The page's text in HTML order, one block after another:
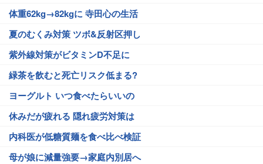
体重62kg→82kgに 寺田心の生活
夏のむくみ対策 ツボ&反射区押し
紫外線対策がビタミンD不足に
緑茶を飲むと死亡リスク低まる?
ヨーグルト いつ食べたらいいの
休みだが疲れる 隠れ疲労対策は
内科医が低糖質麺を食べ比べ検証
母が娘に減量強要→家庭内別居へ